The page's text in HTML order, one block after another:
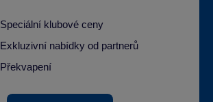
Speciální klubové ceny
Exkluzivní nabídky od partnerů
Překvapení